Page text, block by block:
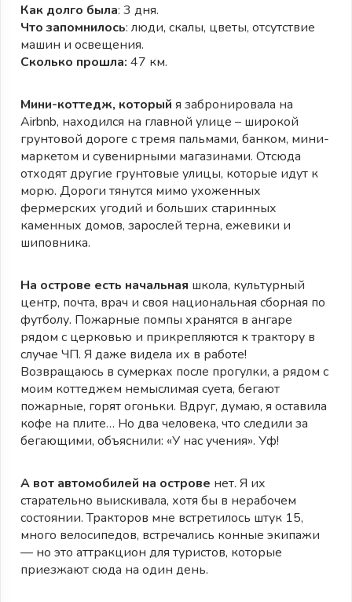
Как долго была: 3 дня.
Что запомнилось: люди, скалы, цветы, отсутствие
машин и освещения.
Сколько прошла: 47 км.
Мини-коттедж, который я забронировала на
Airbnb, находился на главной улице – широкой
грунтовой дороге с тремя пальмами, банком, мини-
маркетом и сувенирными магазинами. Отсюда
отходят другие грунтовые улицы, которые идут к
морю. Дороги тянутся мимо ухоженных
фермерских угодий и больших старинных
каменных домов, зарослей терна, ежевики и
шиповника.
На острове есть начальная школа, культурный
центр, почта, врач и своя национальная сборная по
футболу. Пожарные помпы хранятся в ангаре
рядом с церковью и прикрепляются к трактору в
случае ЧП. Я даже видела их в работе!
Возвращаюсь в сумерках после прогулки, а рядом с
моим коттеджем немыслимая суета, бегают
пожарные, горят огоньки. Вдруг, думаю, я оставила
кофе на плите… Но два человека, что следили за
бегающими, объяснили: «У нас учения». Уф!
А вот автомобилей на острове нет. Я их
старательно выискивала, хотя бы в нерабочем
состоянии. Тракторов мне встретилось штук 15,
много велосипедов, встречались конные экипажи
— но это аттракцион для туристов, которые
приезжают сюда на один день.